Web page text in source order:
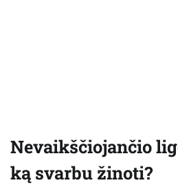
Nevaikščiojančio
ką svarbu žinoti?